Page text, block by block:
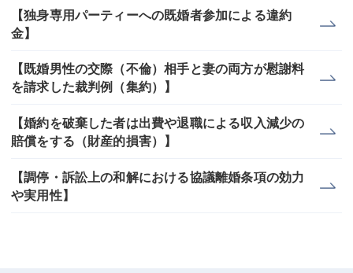
【独身専用パーティーへの既婚者参加による違約
金】
【既婚男性の交際（不倫）相手と妻の両方が慰謝料
を請求した裁判例（集約）】
【婚約を破棄した者は出費や退職による収入減少の
賠償をする（財産的損害）】
【調停・訴訟上の和解における協議離婚条項の効力
や実用性】